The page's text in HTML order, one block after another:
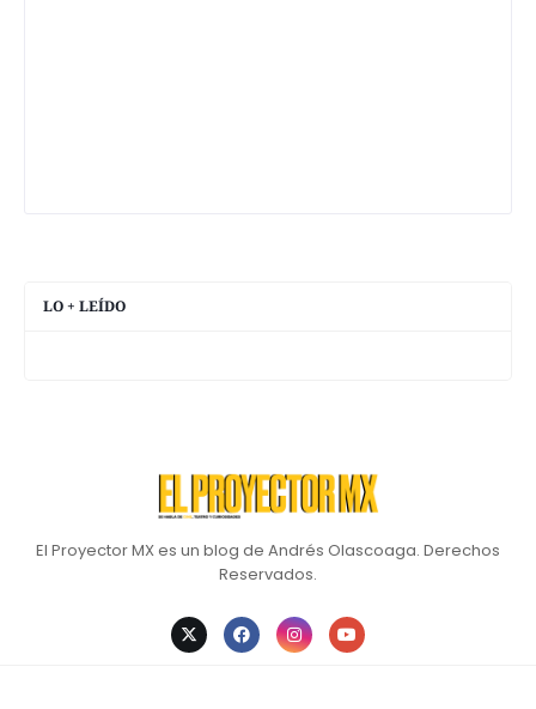
LO + LEÍDO
El Proyector MX es un blog de Andrés Olascoaga. Derechos
Reservados.